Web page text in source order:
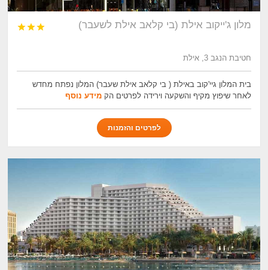
מלון ג'ייקוב אילת (בי קלאב אילת לשעבר) 


חטיבת הנגב 3, אילת
בית המלון גיי'קוב באילת ( בי קלאב אילת שעבר) המלון נפתח מחדש
לאחר שיפוץ מקיף והשקעה וירידה לפרטים הקמידע נוסף
לפרטים והזמנות